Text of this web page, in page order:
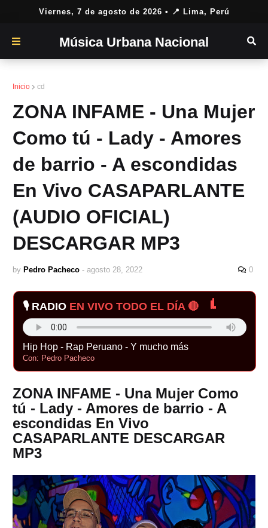
Viernes, 7 de agosto de 2026 • 📍 Lima, Perú
Música Urbana Nacional
Inicio cd
ZONA INFAME - Una Mujer
Como tú - Lady - Amores
de barrio - A escondidas
En Vivo CASAPARLANTE
(AUDIO OFICIAL)
DESCARGAR MP3
by Pedro Pacheco - agosto 28, 2022 0
🎙️ RADIO EN VIVO TODO EL DÍA 🔴
Hip Hop - Rap Peruano - Y mucho más
Con: Pedro Pacheco
ZONA INFAME - Una Mujer Como
tú - Lady - Amores de barrio - A
escondidas En Vivo
CASAPARLANTE DESCARGAR
MP3